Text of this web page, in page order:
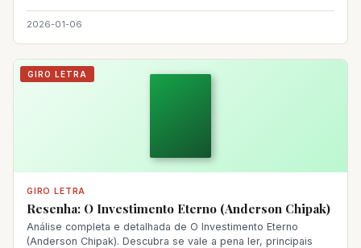
2026-01-06
GIRO LETRA
GIRO LETRA
Resenha: O Investimento Eterno (Anderson Chipak)
Análise completa e detalhada de O Investimento Eterno
(Anderson Chipak). Descubra se vale a pena ler, principais